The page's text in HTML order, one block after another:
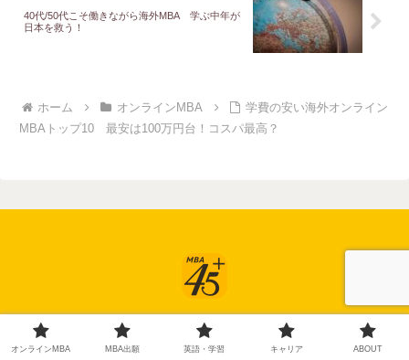
40代/50代こそ働きながら海外MBA 学ぶ中年が
日本を救う！
ホーム オンラインMBA
学費の安い海外オンライン
MBAトップ10 最安は100万円台！コスパ最高？
CONTACT
Privacy policy
HOME
オンラインMBA MBA出願 英語・学習 キャリア ABOUT